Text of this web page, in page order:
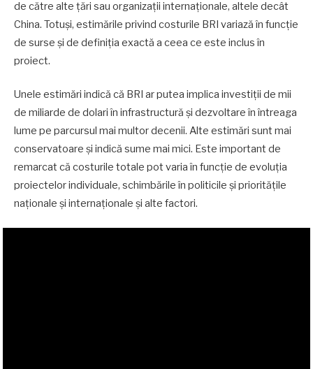
de către alte țări sau organizații internaționale, altele decât
China. Totuși, estimările privind costurile BRI variază în funcție
de surse și de definiția exactă a ceea ce este inclus în
proiect.
Unele estimări indică că BRI ar putea implica investiții de mii
de miliarde de dolari în infrastructură și dezvoltare în întreaga
lume pe parcursul mai multor decenii. Alte estimări sunt mai
conservatoare și indică sume mai mici. Este important de
remarcat că costurile totale pot varia în funcție de evoluția
proiectelor individuale, schimbările în politicile și prioritățile
naționale și internaționale și alte factori.